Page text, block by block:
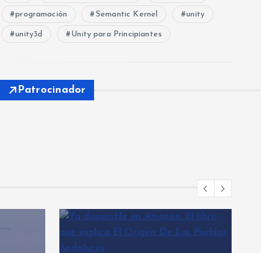
programación Semantic Kernel unity
unity3d Unity para Principiantes
Patrocinador